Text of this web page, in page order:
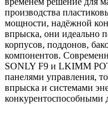
производства
мощности, надёжной
впрыска, они идеально
корпусов, поддонов,
компонентов.
SONLY F9 и LKIMM
панелями управления,
впрыска и системами
конкурентоспособными